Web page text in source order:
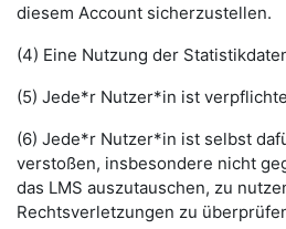
diesem Account sicherzustellen.
(4) Eine Nutzung der
(5) Jede*r Nutzer*in ist
(6) Jede*r Nutzer*in ist selbst
verstoßen, insbesondere nicht
das LMS auszutauschen, zu
Rechtsverletzungen zu